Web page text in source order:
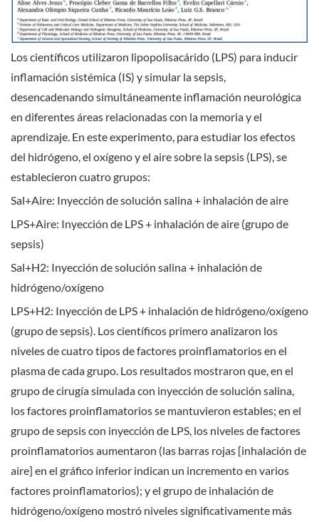
Los científicos utilizaron lipopolisacárido (LPS) para inducir
inflamación sistémica (IS) y simular la sepsis,
desencadenando simultáneamente inflamación neurológica
en diferentes áreas relacionadas con la memoria y el
aprendizaje. En este experimento, para estudiar los efectos
del hidrógeno, el oxígeno y el aire sobre la sepsis (LPS), se
establecieron cuatro grupos:
Sal+Aire: Inyección de solución salina + inhalación de aire
LPS+Aire: Inyección de LPS + inhalación de aire (grupo de
sepsis)
Sal+H2: Inyección de solución salina + inhalación de
hidrógeno/oxígeno
LPS+H2: Inyección de LPS + inhalación de hidrógeno/oxígeno
(grupo de sepsis). Los científicos primero analizaron los
niveles de cuatro tipos de factores proinflamatorios en el
plasma de cada grupo. Los resultados mostraron que, en el
grupo de cirugía simulada con inyección de solución salina,
los factores proinflamatorios se mantuvieron estables; en el
grupo de sepsis con inyección de LPS, los niveles de factores
proinflamatorios aumentaron (las barras rojas [inhalación de
aire] en el gráfico inferior indican un incremento en varios
factores proinflamatorios); y el grupo de inhalación de
hidrógeno/oxígeno mostró niveles significativamente más